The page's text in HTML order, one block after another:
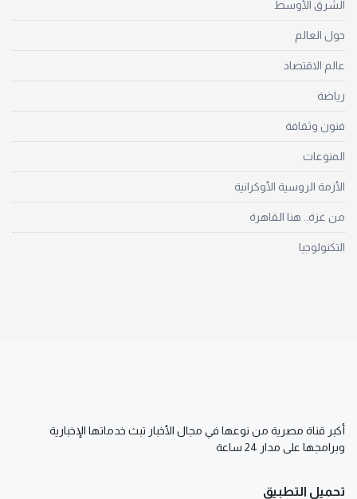
الشرق الأوسط
حول العالم
عالم الاقتصاد
رياضة
فنون وثقافة
المنوعات
الأزمة الروسية الأوكرانية
من غزة.. هنا القاهرة
التكنولوجيا
أكبر قناة مصرية من نوعها في مجال الأخبار تبث خدماتها الإخبارية
وبرامجها على مدار 24 ساعة
تحميل التطبيق